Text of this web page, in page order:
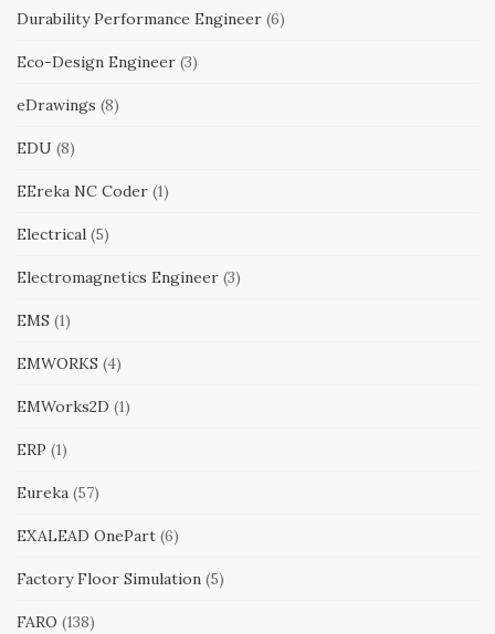
Durability Performance Engineer (6)
Eco-Design Engineer (3)
eDrawings (8)
EDU (8)
EEreka NC Coder (1)
Electrical (5)
Electromagnetics Engineer (3)
EMS (1)
EMWORKS (4)
EMWorks2D (1)
ERP (1)
Eureka (57)
EXALEAD OnePart (6)
Factory Floor Simulation (5)
FARO (138)